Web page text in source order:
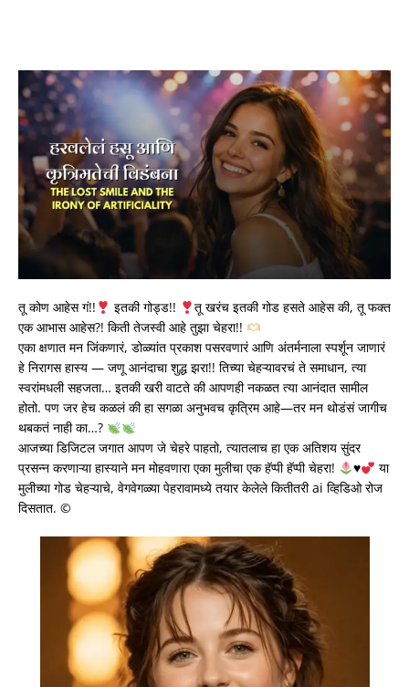
तू कोण आहेस गं!! इतकी गोड्ड!!
तू खरंच इतकी गोड हसते आहेस की, तू फक्त
एक आभास आहेस?! किती तेजस्वी आहे तुझा चेहरा!!
एका क्षणात मन जिंकणारं, डोळ्यांत प्रकाश पसरवणारं आणि अंतर्मनाला स्पर्शून जाणारं
हे निरागस हास्य — जणू आनंदाचा शुद्ध झरा!! तिच्या चेहऱ्यावरचं ते समाधान, त्या
स्वरांमधली सहजता… इतकी खरी वाटते की आपणही नकळत त्या आनंदात सामील
होतो. पण जर हेच कळलं की हा सगळा अनुभवच कृत्रिम आहे—तर मन थोडंसं जागीच
थबकतं नाही का…?
आजच्या डिजिटल जगात आपण जे चेहरे पाहतो, त्यातलाच हा एक अतिशय सुंदर
प्रसन्न करणाऱ्या हास्याने मन मोहवणारा एका मुलीचा एक हॅप्पी हॅप्पी चेहरा!
♥️
या
मुलीच्या गोड चेहऱ्याचे, वेगवेगळ्या पेहरावामध्ये तयार केलेले कितीतरी ai व्हिडिओ रोज
दिसतात. ©️